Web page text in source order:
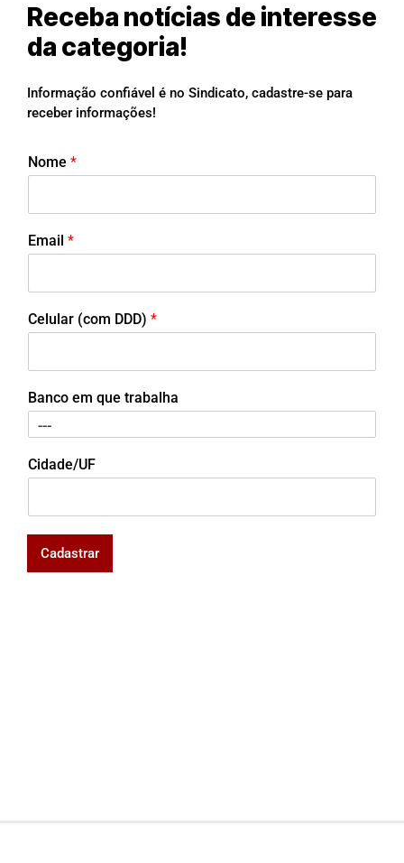
Receba notícias de interesse
da categoria!
Informação confiável é no Sindicato, cadastre-se para
receber informações!
Nome *
Email *
Celular (com DDD) *
Banco em que trabalha
Cidade/UF
Cadastrar